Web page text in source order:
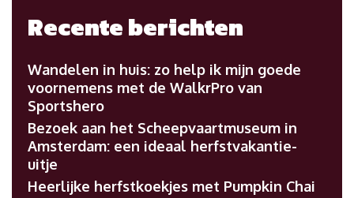
Recente berichten
Wandelen in huis: zo help ik mijn goede
voornemens met de WalkrPro van
Sportshero
Bezoek aan het Scheepvaartmuseum in
Amsterdam: een ideaal herfstvakantie-
uitje
Heerlijke herfstkoekjes met Pumpkin Chai